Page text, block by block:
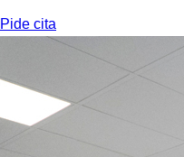
Pide cita